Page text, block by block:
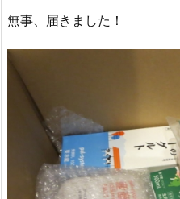
無事、届きました！